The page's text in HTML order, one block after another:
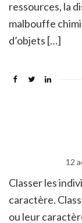
ressources, la
malbouffe
d’objets […]
12
Classer les
caractère.
ou leur